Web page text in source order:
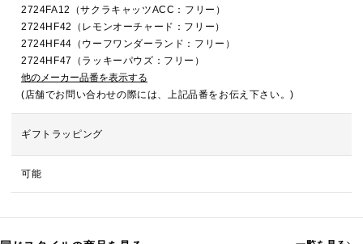
2724FA12（サクラキャッツACC：フリー）
2724HF42（レモンオーチャード：フリー）
2724HF44（ウーフワンダーランド：フリー）
2724HF47（ラッキーパウズ：フリー）
他のメーカー品番を表示する
(店舗でお問い合わせの際には、上記品番をお伝え下さい。)
ギフトラッピング
可能